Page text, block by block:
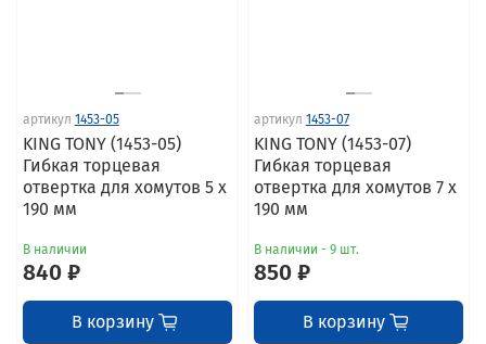
артикул 1453-05
KING TONY (1453-05)
Гибкая торцевая
отвертка для хомутов 5 x
190 мм
В наличии
840 ₽
В корзину
артикул 1453-07
KING TONY (1453-07)
Гибкая торцевая
отвертка для хомутов 7 x
190 мм
В наличии - 9 шт.
850 ₽
В корзину